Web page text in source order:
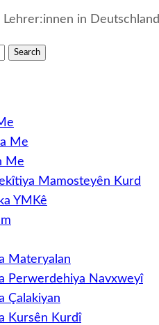
in Deutschland
Me
Me
Mamosteyên Kurd
YMKê
Materyalan
Perwerdehiya Navxweyî
Çalakiyan
Kursên Kurdî